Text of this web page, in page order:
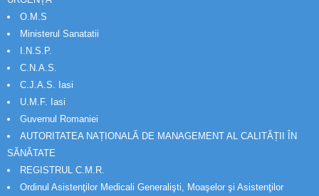
O.M.S
Ministerul Sanatatii
I.N.S.P.
C.N.A.S.
C.J.A.S. Iasi
U.M.F. Iasi
Guvernul Romaniei
AUTORITATEA NAȚIONALĂ DE MANAGEMENT AL CALITĂȚII ÎN
SĂNĂTATE
REGISTRUL C.M.R.
Ordinul Asistenţilor Medicali Generalişti, Moaşelor şi Asistenţilor